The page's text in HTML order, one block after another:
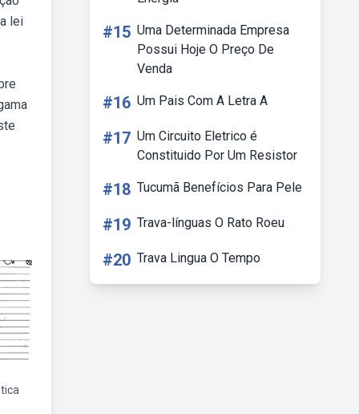
lei
#15 Uma Determinada Empresa
Possui Hoje O Preço De
Venda
#16 Um Pais Com A Letra A
#17 Um Circuito Eletrico é
Constituido Por Um Resistor
#18 Tucumã Benefícios Para Pele
#19 Trava-línguas O Rato Roeu
#20 Trava Lingua O Tempo